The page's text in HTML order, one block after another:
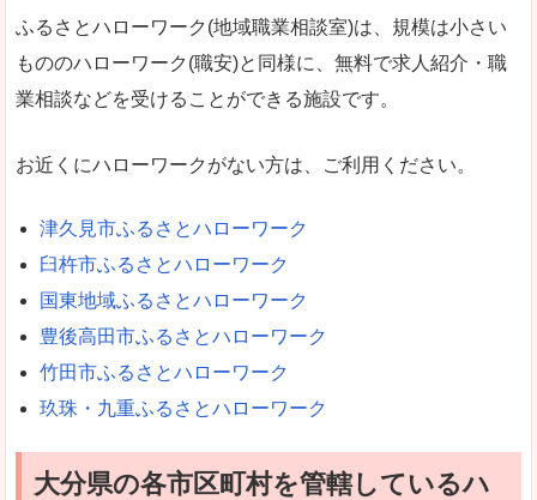
ふるさとハローワーク(地域職業相談室)は、規模は小さい
もののハローワーク(職安)と同様に、無料で求人紹介・職
業相談などを受けることができる施設です。
お近くにハローワークがない方は、ご利用ください。
津久見市ふるさとハローワーク
臼杵市ふるさとハローワーク
国東地域ふるさとハローワーク
豊後高田市ふるさとハローワーク
竹田市ふるさとハローワーク
玖珠・九重ふるさとハローワーク
大分県の各市区町村を管轄しているハ